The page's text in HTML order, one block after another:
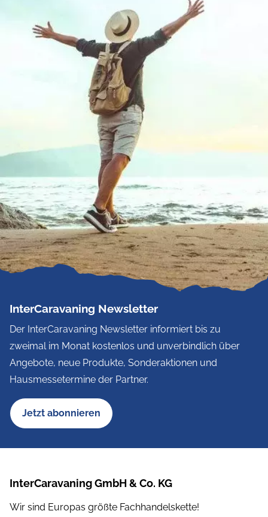
InterCaravaning Newsletter
Der InterCaravaning Newsletter informiert bis zu
zweimal im Monat kostenlos und unverbindlich über
Angebote, neue Produkte, Sonderaktionen und
Hausmessetermine der Partner.
Jetzt abonnieren
InterCaravaning GmbH & Co. KG
Wir sind Europas größte Fachhandelskette!